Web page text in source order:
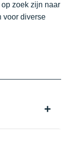
zoek zijn naar
voor diverse